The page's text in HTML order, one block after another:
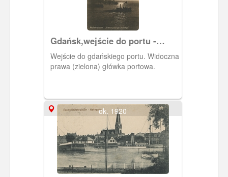
Gdańsk,wejście do portu -
Nowy Port.
Wejście do gdańskiego portu. Widoczna
prawa (zielona) główka portowa.
ok. 1920